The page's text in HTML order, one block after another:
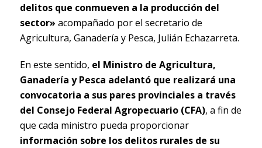
delitos que conmueven a la producción del
sector» acompañado por el secretario de
Agricultura, Ganadería y Pesca, Julián Echazarreta.
En este sentido, el Ministro de Agricultura,
Ganadería y Pesca adelantó que realizará una
convocatoria a sus pares provinciales a través
del Consejo Federal Agropecuario (CFA), a fin de
que cada ministro pueda proporcionar
información sobre los delitos rurales de su